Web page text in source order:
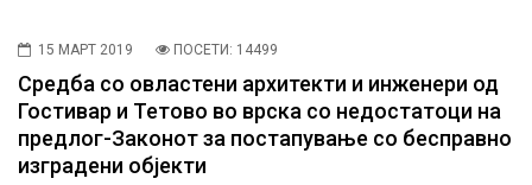
15 МАРТ 2019 ПОСЕТИ: 14499
Средба со овластени архитекти и инженери од
Гостивар и Тетово во врска со недостатоци на
предлог-Законот за постапување со бесправно
изградени објекти